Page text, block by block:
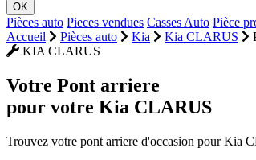
OK
Pièces auto Pieces vendues Casses Auto Pièce
Accueil
Pièces auto Kia Kia CLARUS
KIA CLARUS
Votre Pont arriere
pour votre Kia CLARUS
Trouvez votre pont arriere d'occasion pour Kia